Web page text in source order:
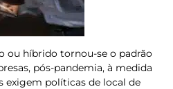
ou híbrido tornou-se o padrão
pós-pandemia, à medida
exigem políticas de local de